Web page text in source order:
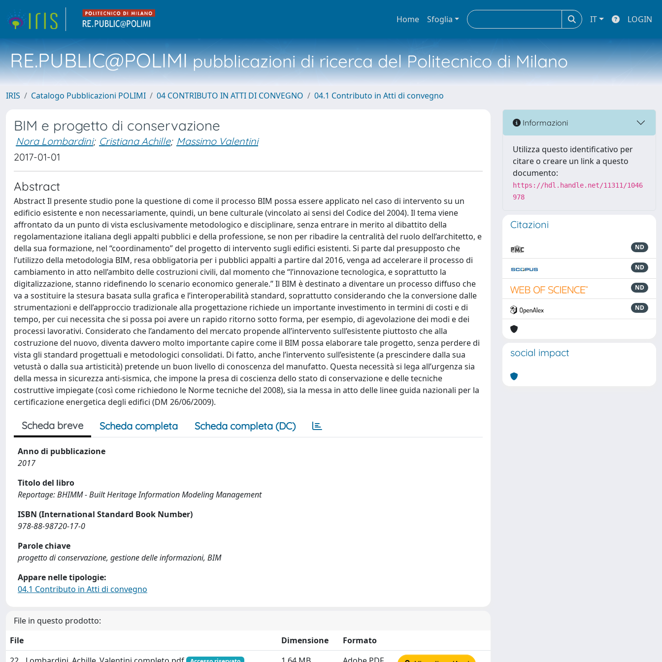
Home Sfoglia IT LOGIN
RE.PUBLIC@POLIMIpubblicazioni di ricerca del Politecnico di Milano
IRIS Catalogo Pubblicazioni POLIMI 04 CONTRIBUTO IN ATTI DI CONVEGNO 04.1 Contributo in Atti di convegno
BIM e progetto di conservazione
Nora Lombardini; Cristiana Achille; Massimo Valentini
2017-01-01
Abstract
Abstract Il presente studio pone la questione di come il processo BIM possa essere applicato nel caso di intervento su un
edificio esistente e non necessariamente, quindi, un bene culturale (vincolato ai sensi del Codice del 2004). Il tema viene
affrontato da un punto di vista esclusivamente metodologico e disciplinare, senza entrare in merito al dibattito della
regolamentazione italiana degli appalti pubblici e della professione, se non per ribadire la centralità del ruolo dell’architetto, e
della sua formazione, nel “coordinamento” del progetto di intervento sugli edifici esistenti. Si parte dal presupposto che
l’utilizzo della metodologia BIM, resa obbligatoria per i pubblici appalti a partire dal 2016, venga ad accelerare il processo di
cambiamento in atto nell’ambito delle costruzioni civili, dal momento che “l’innovazione tecnologica, e soprattutto la
digitalizzazione, stanno ridefinendo lo scenario economico generale.” Il BIM è destinato a diventare un processo diffuso che
va a sostituire la stesura basata sulla grafica e l’interoperabilità standard, soprattutto considerando che la conversione dalle
strumentazioni e dell’approccio tradizionale alla progettazione richiede un importante investimento in termini di costi e di
tempo, per cui necessita che si possa poi avere un rapido ritorno sotto forma, per esempio, di agevolazione dei modi e dei
processi lavorativi. Considerato che l’andamento del mercato propende all’intervento sull’esistente piuttosto che alla
costruzione del nuovo, diventa davvero molto importante capire come il BIM possa elaborare tale progetto, senza perdere di
vista gli standard progettuali e metodologici consolidati. Di fatto, anche l’intervento sull’esistente (a prescindere dalla sua
vetustà o dalla sua artisticità) pretende un buon livello di conoscenza del manufatto. Questa necessità si lega all’urgenza sia
della messa in sicurezza anti-sismica, che impone la presa di coscienza dello stato di conservazione e delle tecniche
costruttive impiegate (così come richiedono le Norme tecniche del 2008), sia la messa in atto delle linee guida nazionali per la
certificazione energetica degli edifici (DM 26/06/2009).
Scheda breve Scheda completa Scheda completa (DC)
Anno di pubblicazione
2017
Titolo del libro
Reportage: BHIMM - Built Heritage Information Modeling Management
ISBN (International Standard Book Number)
978-88-98720-17-0
Parole chiave
progetto di conservazione, gestione delle informazioni, BIM
Appare nelle tipologie:
04.1 Contributo in Atti di convegno
File in questo prodotto:
File
Dimensione
Formato
Informazioni
Utilizza questo identificativo per
citare o creare un link a questo
documento:
https://hdl.handle.net/11311/1046
978
Citazioni
ND
ND
ND
ND
social impact